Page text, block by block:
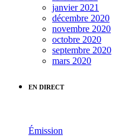
janvier 2021
décembre 2020
novembre 2020
octobre 2020
septembre 2020
mars 2020
EN DIRECT
Émission